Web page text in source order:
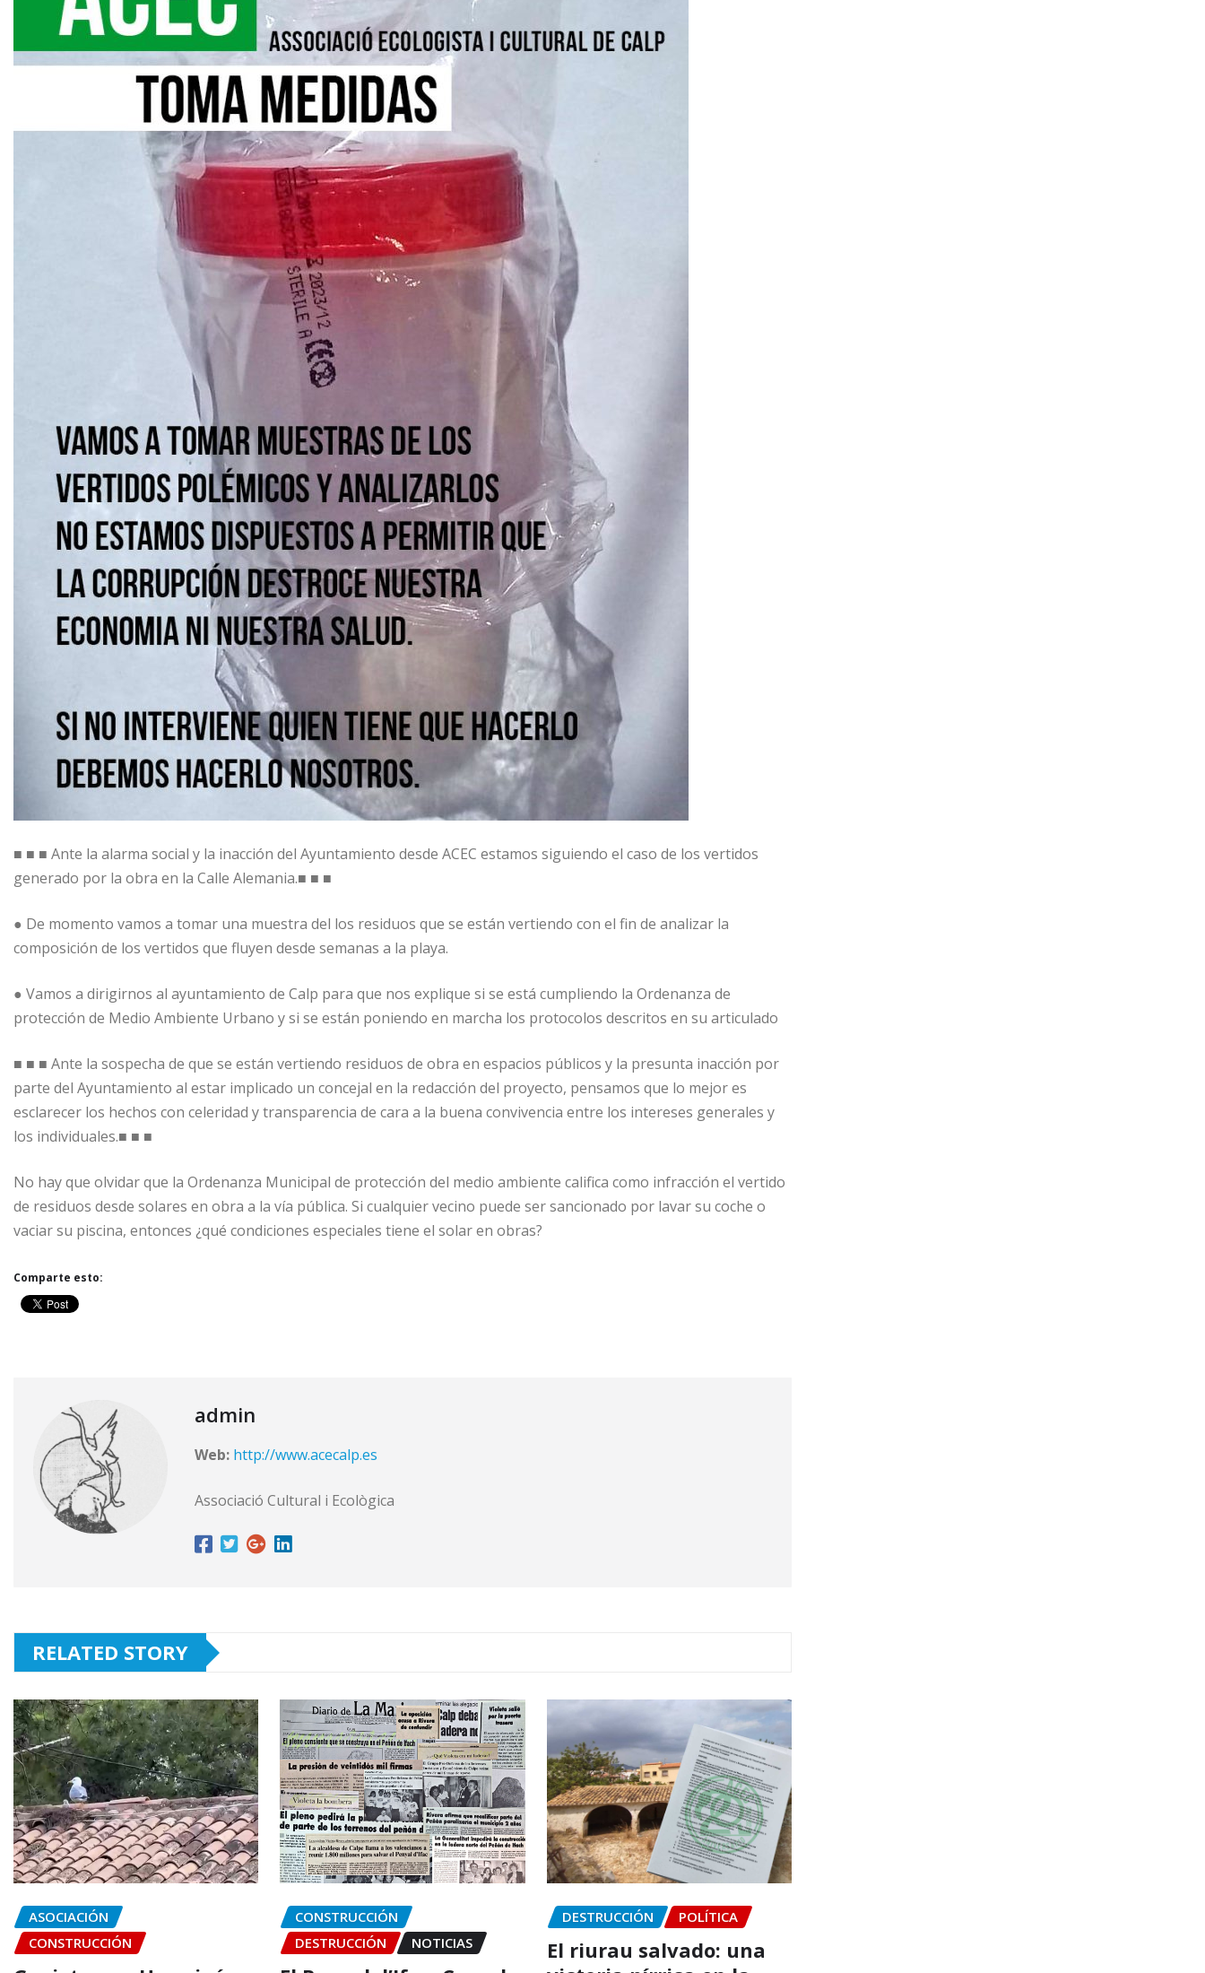
■ ■ ■ Ante la alarma social y la inacción del Ayuntamiento desde ACEC estamos siguiendo el caso de los vertidos
generado por la obra en la Calle Alemania.■ ■ ■
● De momento vamos a tomar una muestra del los residuos que se están vertiendo con el fin de analizar la
composición de los vertidos que fluyen desde semanas a la playa.
● Vamos a dirigirnos al ayuntamiento de Calp para que nos explique si se está cumpliendo la Ordenanza de
protección de Medio Ambiente Urbano y si se están poniendo en marcha los protocolos descritos en su articulado
■ ■ ■ Ante la sospecha de que se están vertiendo residuos de obra en espacios públicos y la presunta inacción por
parte del Ayuntamiento al estar implicado un concejal en la redacción del proyecto, pensamos que lo mejor es
esclarecer los hechos con celeridad y transparencia de cara a la buena convivencia entre los intereses generales y
los individuales.■ ■ ■
No hay que olvidar que la Ordenanza Municipal de protección del medio ambiente califica como infracción el vertido
de residuos desde solares en obra a la vía pública. Si cualquier vecino puede ser sancionado por lavar su coche o
vaciar su piscina, entonces ¿qué condiciones especiales tiene el solar en obras?
Comparte esto:
admin
Web: http://www.acecalp.es
Associació Cultural i Ecològica
RELATED STORY
ASOCIACIÓN
CONSTRUCCIÓN
CONSTRUCCIÓN
DESTRUCCIÓN
NOTICIAS
DESTRUCCIÓN POLÍTICA
El riurau salvado: una